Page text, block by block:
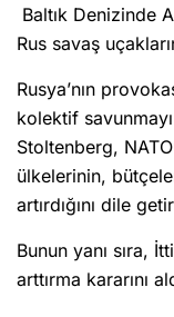
Baltık Denizinde
Rus savaş
Rusya’nın
kolektif
Stoltenberg,
ülkelerinin,
artırdığını dile
Bunun yanı sıra,
arttırma kararını